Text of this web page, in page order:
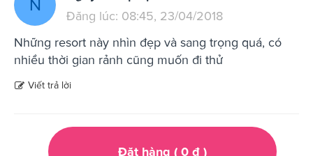
N
Đăng lúc: 08:45, 23/04/2018
Những resort này nhìn đẹp và sang trọng quá, có
nhiều thời gian rảnh cũng muốn đi thử
Viết trả lời
Đặt hàng ( 0đ )